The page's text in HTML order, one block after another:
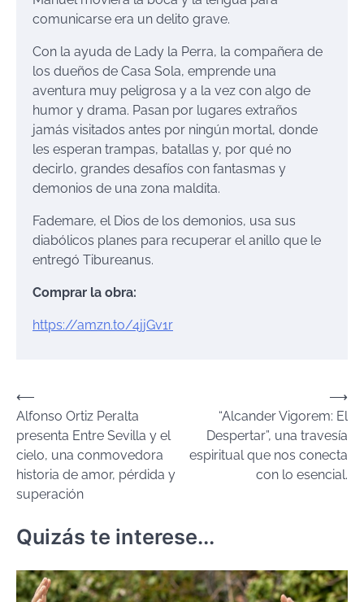
comunicarse era un delito grave.
Con la ayuda de Lady la Perra, la compañera de
los dueños de Casa Sola, emprende una
aventura muy peligrosa y a la vez con algo de
humor y drama. Pasan por lugares extraños
jamás visitados antes por ningún mortal, donde
les esperan trampas, batallas y, por qué no
decirlo, grandes desafíos con fantasmas y
demonios de una zona maldita.
Fademare, el Dios de los demonios, usa sus
diabólicos planes para recuperar el anillo que le
entregó Tibureanus.
Comprar la obra:
https://amzn.to/4jjGv1r
Navegación
de
entradas
⟵
Alfonso Ortiz Peralta
presenta Entre Sevilla y el
cielo, una conmovedora
historia de amor, pérdida y
superación
“Alcander Vigorem: El
Despertar”, una travesía
espiritual que nos conecta
con lo esencial.
⟶
Quizás te interese...